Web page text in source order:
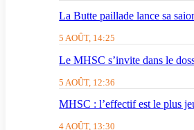
La Butte paillade lance sa
5 AOÛT, 14:25
Le MHSC s’invite dans le
5 AOÛT, 12:36
MHSC : l’effectif est le plus
4 AOÛT, 13:30